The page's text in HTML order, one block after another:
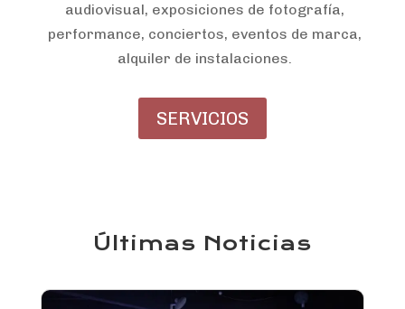
audiovisual, exposiciones de fotografía,
performance, conciertos, eventos de marca,
alquiler de instalaciones.
SERVICIOS
Últimas Noticias